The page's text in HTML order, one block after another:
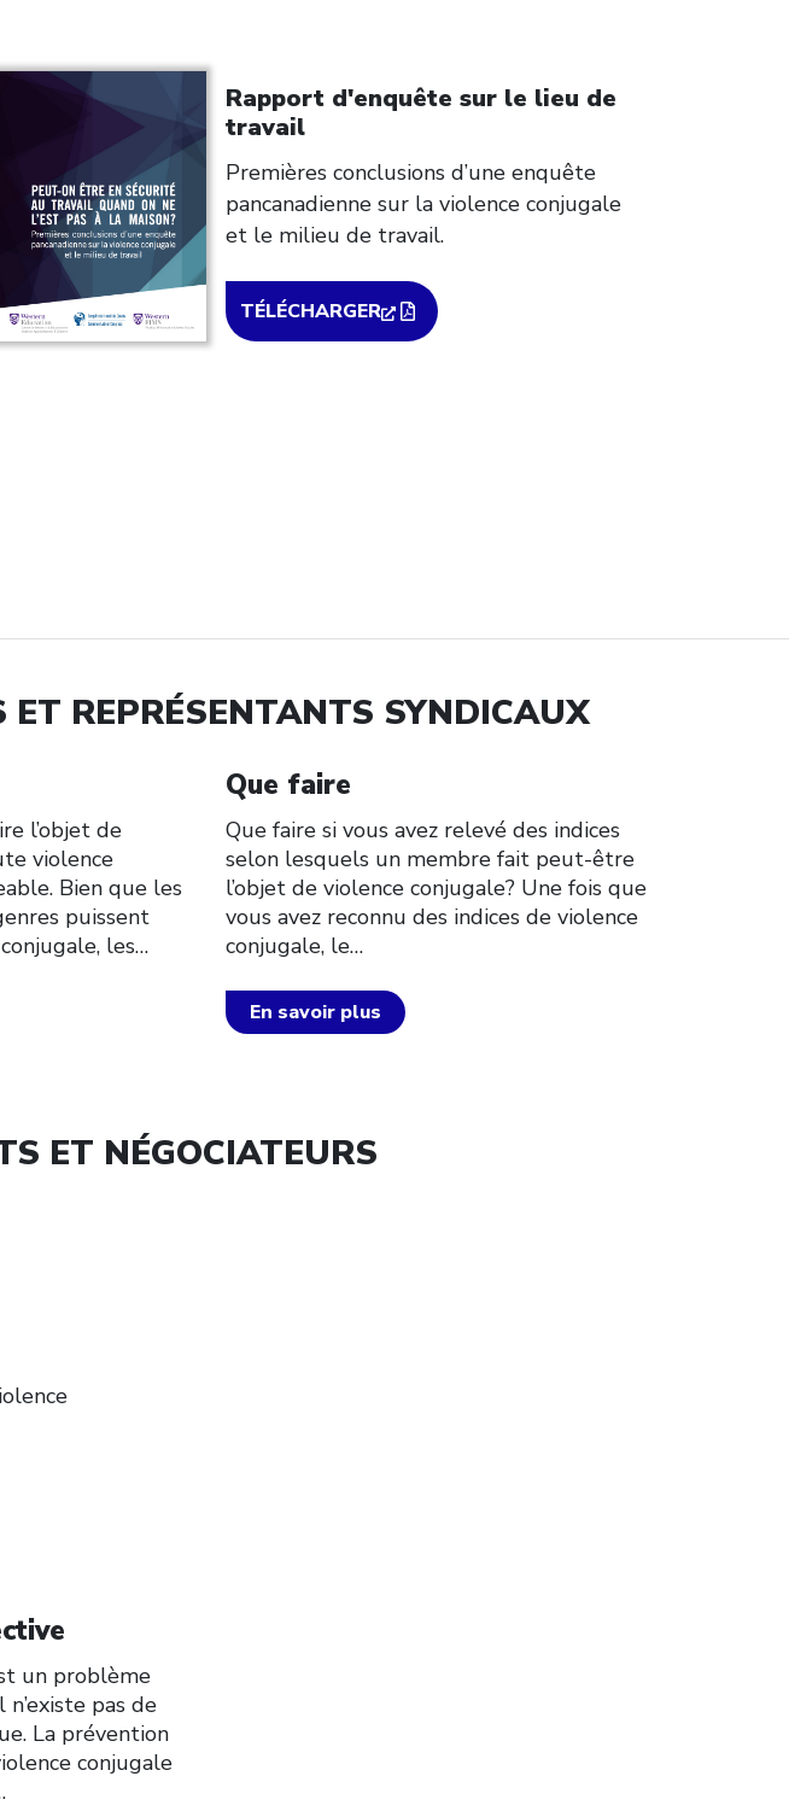
Rapport d'enquête sur le lieu de
travail
Premières conclusions d’une enquête
pancanadienne sur la violence conjugale
et le milieu de travail.
TÉLÉCHARGER
ET REPRÉSENTANTS SYNDICAUX
l’objet de
violence
Bien que les
puissent
les…
Que faire
Que faire si vous avez relevé des indices
selon lesquels un membre fait peut-être
l’objet de violence conjugale? Une fois que
vous avez reconnu des indices de violence
conjugale, le…
En savoir plus
ET NÉGOCIATEURS
un problème
pas de
La prévention
conjugale